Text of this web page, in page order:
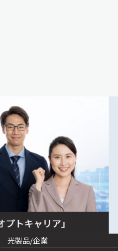
光製品/企業